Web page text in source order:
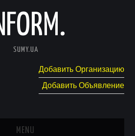
SUMY.UA
Добавить Организацию
Добавить Объявление
MENU